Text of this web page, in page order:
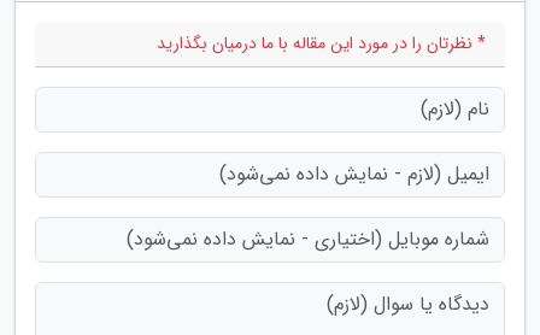
* نظرتان را در مورد این مقاله با ما درمیان بگذارید